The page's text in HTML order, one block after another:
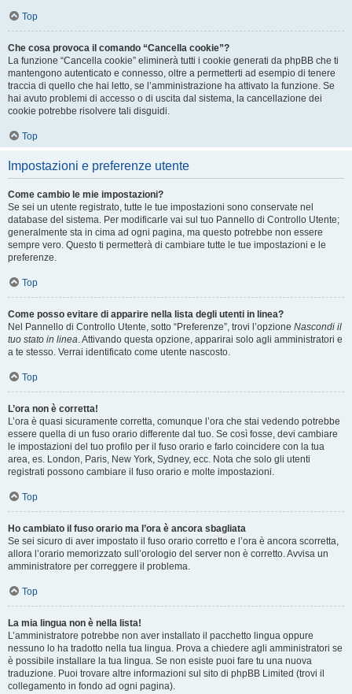
Top
Che cosa provoca il comando “Cancella cookie”?
La funzione “Cancella cookie” eliminerà tutti i cookie generati da phpBB che ti
mantengono autenticato e connesso, oltre a permetterti ad esempio di tenere
traccia di quello che hai letto, se l’amministrazione ha attivato la funzione. Se
hai avuto problemi di accesso o di uscita dal sistema, la cancellazione dei
cookie potrebbe risolvere tali disguidi.
Top
Impostazioni e preferenze utente
Come cambio le mie impostazioni?
Se sei un utente registrato, tutte le tue impostazioni sono conservate nel
database del sistema. Per modificarle vai sul tuo Pannello di Controllo Utente;
generalmente sta in cima ad ogni pagina, ma questo potrebbe non essere
sempre vero. Questo ti permetterà di cambiare tutte le tue impostazioni e le
preferenze.
Top
Come posso evitare di apparire nella lista degli utenti in linea?
Nel Pannello di Controllo Utente, sotto “Preferenze”, trovi l’opzione Nascondi il
tuo stato in linea. Attivando questa opzione, apparirai solo agli amministratori e
a te stesso. Verrai identificato come utente nascosto.
Top
L’ora non è corretta!
L’ora è quasi sicuramente corretta, comunque l’ora che stai vedendo potrebbe
essere quella di un fuso orario differente dal tuo. Se così fosse, devi cambiare
le impostazioni del tuo profilo per il fuso orario e farlo coincidere con la tua
area, es. London, Paris, New York, Sydney, ecc. Nota che solo gli utenti
registrati possono cambiare il fuso orario e molte impostazioni.
Top
Ho cambiato il fuso orario ma l’ora è ancora sbagliata
Se sei sicuro di aver impostato il fuso orario corretto e l’ora è ancora scorretta,
allora l’orario memorizzato sull’orologio del server non è corretto. Avvisa un
amministratore per correggere il problema.
Top
La mia lingua non è nella lista!
L’amministratore potrebbe non aver installato il pacchetto lingua oppure
nessuno lo ha tradotto nella tua lingua. Prova a chiedere agli amministratori se
è possibile installare la tua lingua. Se non esiste puoi fare tu una nuova
traduzione. Puoi trovare altre informazioni sul sito di phpBB Limited (trovi il
collegamento in fondo ad ogni pagina).